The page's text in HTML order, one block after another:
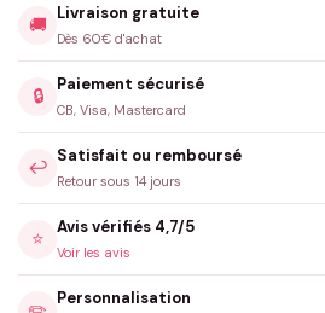
🚚
Livraison gratuite
Dès 60€ d'achat
🔒
Paiement sécurisé
CB, Visa, Mastercard
↩️
Satisfait ou remboursé
Retour sous 14 jours
⭐
Avis vérifiés 4,7/5
Voir les avis
Personnalisation